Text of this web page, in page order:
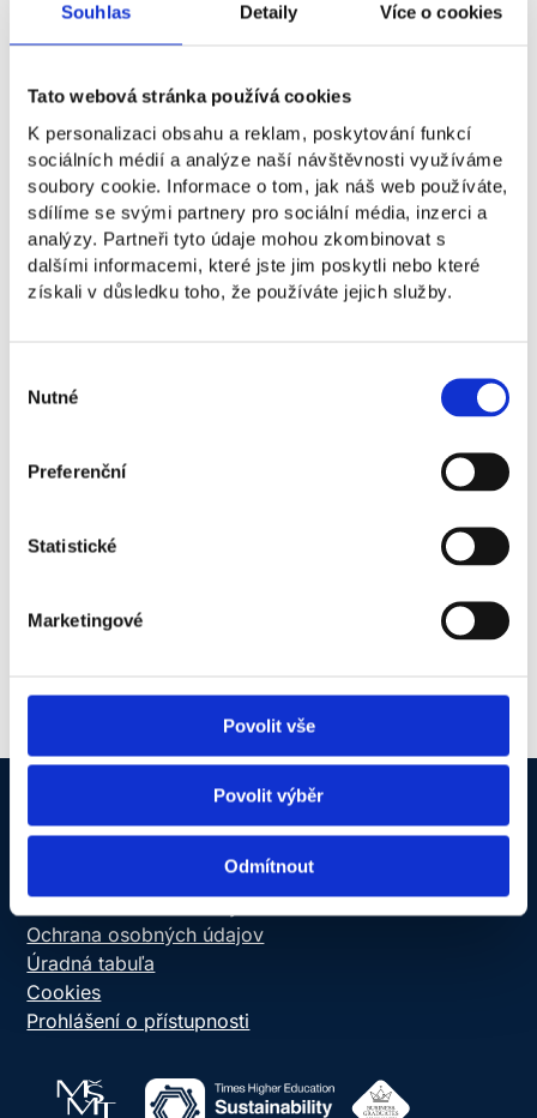
Souhlas Detaily Více o cookies
Tato webová stránka používá cookies
K personalizaci obsahu a reklam, poskytování funkcí
sociálních médií a analýze naší návštěvnosti využíváme
soubory cookie. Informace o tom, jak náš web používáte,
sdílíme se svými partnery pro sociální média, inzerci a
analýzy. Partneři tyto údaje mohou zkombinovat s
dalšími informacemi, které jste jim poskytli nebo které
získali v důsledku toho, že používáte jejich služby.
souhlasu
Nutné
Preferenční
Statistické
Marketingové
Povolit vše
Povolit výběr
Odmítnout
František Müller je odborník na projektové
riadenie, informačné systémy v manažmente
a digitálne kompetencie s výrazným presahom
do oblasti energetiky, Smart Grid a Smart
Meteringu. Na NEWTON University pôsobí ako
garant a vyučujúci programu MSc. Digitálne
kompetencie, kde prepája manažérsku prax
s technologickým porozumením, najmä
Do výučby prináša skúsenosti z reálnych
Machine Learningu a AI v energetike.
Mgr. František Müller MBA
Ochrana osobných údajov
Úradná tabuľa
Cookies
Prohlášení o přístupnosti